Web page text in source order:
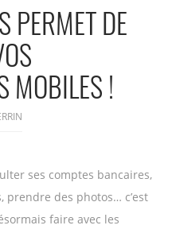
PERMET DE
MOBILES !
ses comptes bancaires,
prendre des photos… c’est
faire avec les